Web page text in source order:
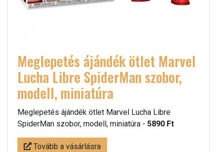
Meglepetés ájándék ötlet Marvel
Lucha Libre SpiderMan szobor,
modell, miniatúra
Meglepetés ájándék ötlet Marvel Lucha Libre
SpiderMan szobor, modell, miniatúra - 5890 Ft
Tovább a vásárlásra